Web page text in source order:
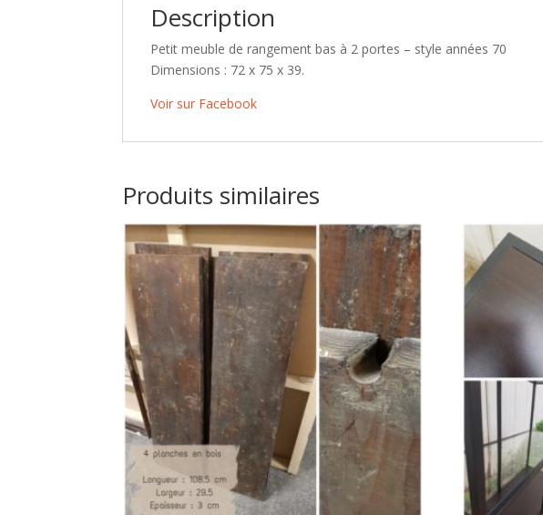
Description
Petit meuble de rangement bas à 2 portes – style années 70
Dimensions : 72 x 75 x 39.
Voir sur Facebook
Produits similaires